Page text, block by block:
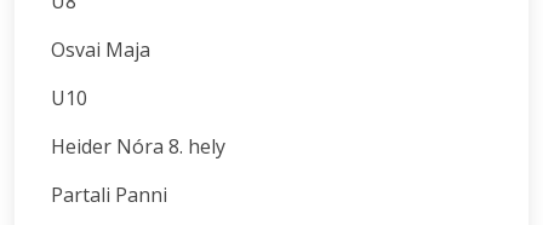
Osvai Maja
U10
Heider Nóra 8. hely
Partali Panni